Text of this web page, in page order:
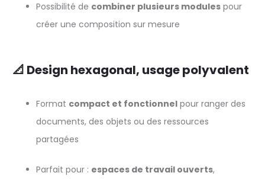
Possibilité de combiner plusieurs modules pour
créer une composition sur mesure
📐 Design hexagonal, usage polyvalent
Format compact et fonctionnel pour ranger des
documents, des objets ou des ressources
partagées
Parfait pour : espaces de travail ouverts,